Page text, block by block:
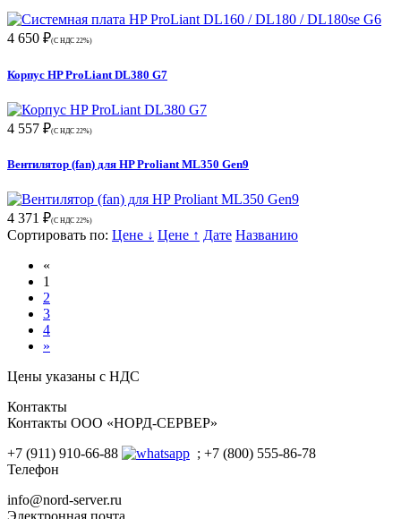
4 650 ₽(С НДС 22%)
Корпус HP ProLiant DL380 G7
4 557 ₽(С НДС 22%)
Вентилятор (fan) для HP Proliant ML350 Gen9
4 371 ₽(С НДС 22%)
Сортировать по: Цене ↓ Цене ↑ Дате Названию
«
1
2
3
4
»
Цены указаны с НДС
Контакты
Контакты ООО «НОРД-СЕРВЕР»
+7 (911) 910-66-88
; +7 (800) 555-86-78
Телефон
info@nord-server.ru
Электронная почта